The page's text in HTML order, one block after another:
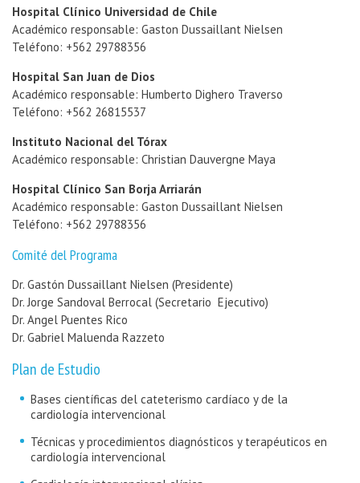
Hospital Clínico Universidad de Chile
Académico responsable: Gaston Dussaillant Nielsen
Teléfono: +562 29788356
Hospital San Juan de Dios
Académico responsable: Humberto Dighero Traverso
Teléfono: +562 26815537
Instituto Nacional del Tórax
Académico responsable: Christian Dauvergne Maya
Hospital Clínico San Borja Arriarán
Académico responsable: Gaston Dussaillant Nielsen
Teléfono: +562 29788356
Comité del Programa
Dr. Gastón Dussaillant Nielsen (Presidente)
Dr. Jorge Sandoval Berrocal (Secretario Ejecutivo)
Dr. Angel Puentes Rico
Dr. Gabriel Maluenda Razzeto
Plan de Estudio
Bases científicas del cateterismo cardíaco y de la
cardiología intervencional
Técnicas y procedimientos diagnósticos y terapéuticos en
cardiología intervencional